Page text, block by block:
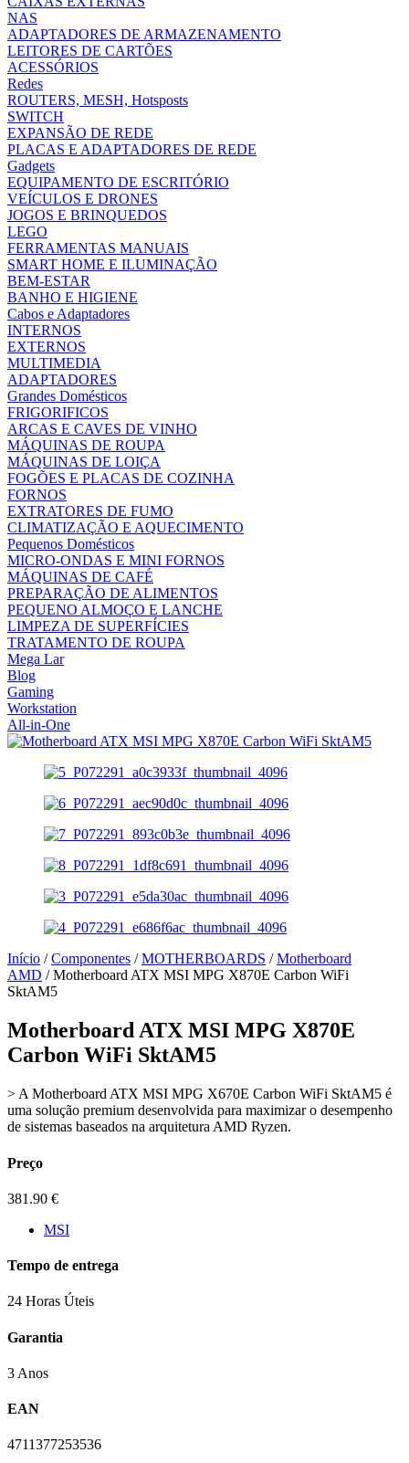
NAS
ADAPTADORES DE ARMAZENAMENTO
LEITORES DE CARTÕES
ACESSÓRIOS
Redes
ROUTERS, MESH, Hotsposts
SWITCH
EXPANSÃO DE REDE
PLACAS E ADAPTADORES DE REDE
Gadgets
EQUIPAMENTO DE ESCRITÓRIO
VEÍCULOS E DRONES
JOGOS E BRINQUEDOS
LEGO
FERRAMENTAS MANUAIS
SMART HOME E ILUMINAÇÃO
BEM-ESTAR
BANHO E HIGIENE
Cabos e Adaptadores
INTERNOS
EXTERNOS
MULTIMEDIA
ADAPTADORES
Grandes Domésticos
FRIGORIFICOS
ARCAS E CAVES DE VINHO
MÁQUINAS DE ROUPA
MÁQUINAS DE LOIÇA
FOGÕES E PLACAS DE COZINHA
FORNOS
EXTRATORES DE FUMO
CLIMATIZAÇÃO E AQUECIMENTO
Pequenos Domésticos
MICRO-ONDAS E MINI FORNOS
MÁQUINAS DE CAFÉ
PREPARAÇÃO DE ALIMENTOS
PEQUENO ALMOÇO E LANCHE
LIMPEZA DE SUPERFÍCIES
TRATAMENTO DE ROUPA
Mega Lar
Blog
Gaming
Workstation
All-in-One
Início /Componentes /MOTHERBOARDS /Motherboard
AMD / Motherboard ATX MSI MPG X870E Carbon WiFi
SktAM5
Motherboard ATX MSI MPG X870E
Carbon WiFi SktAM5
> A Motherboard ATX MSI MPG X670E Carbon WiFi SktAM5 é
uma solução premium desenvolvida para maximizar o desempenho
de sistemas baseados na arquitetura AMD Ryzen.
Preço
381.90 €
MSI
Tempo de entrega
24 Horas Úteis
Garantia
3 Anos
EAN
4711377253536